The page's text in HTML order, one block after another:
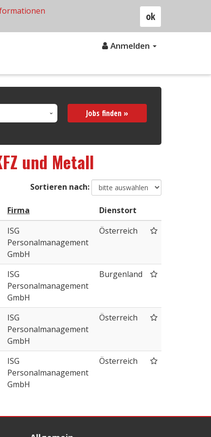
Anmelden
Jobs finden »
und Metall
Sortieren nach:
Firma
Dienstort
ISG
Personalmanagement
GmbH
Österreich
ISG
Personalmanagement
GmbH
Burgenland
ISG
Personalmanagement
GmbH
Österreich
ISG
Personalmanagement
GmbH
Österreich
ok